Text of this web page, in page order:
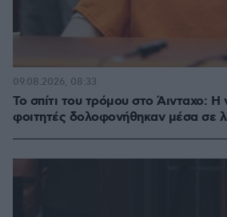
Το σπίτι του τρόμου στο Άινταχο: Η
φοιτητές δολοφονήθηκαν μέσα σε
09.08.2026, 08:33